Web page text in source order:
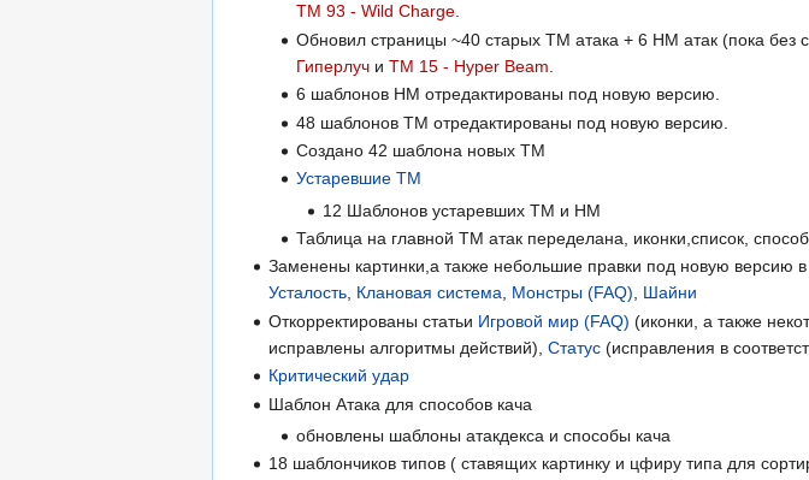
TM 93 - Wild Charge.
Обновил страницы ~40 старых ТМ атака + 6 НМ атак (пока без
Гиперлучи TM 15 - Hyper Beam
6 шаблонов НМ отредактированы под новую версию.
48 шаблонов ТМ отредактированы под новую версию.
Создано 42 шаблона новых ТМ
Устаревшие ТМ
12 Шаблонов устаревших ТМ и НМ
Таблица на главной ТМ атак переделана, иконки,список,
Заменены картинки,а также небольшие правки под новую версию
Усталость, Клановая система, Монстры (FAQ), Шайни
Откорректированы статьи Игровой мир (FAQ) (иконки, а также
исправлены алгоритмы действий),Статус (исправления в
Критический удар
Шаблон Атака для способов кача
обновлены шаблоны атакдекса и способы кача
18 шаблончиков типов ( ставящих картинку и цфиру типа для